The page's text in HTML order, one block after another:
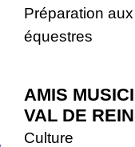
Préparation
équestres
AMIS
VAL DE
Culture